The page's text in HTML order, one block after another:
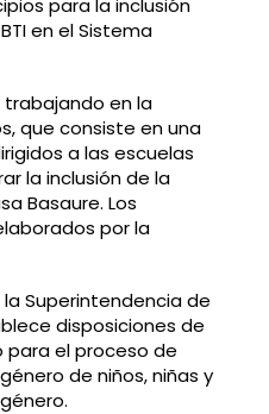
para la inclusión
en el Sistema
en la
que consiste en una
a las escuelas
la inclusión de la
Basaure. Los
por la
Superintendencia de
disposiciones de
el proceso de
de niños, niñas y